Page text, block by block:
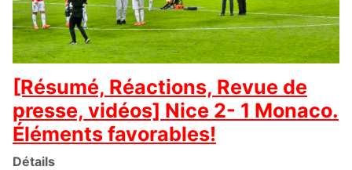
[Résumé, Réactions, Revue de
presse, vidéos] Nice 2- 1 Monaco.
Éléments favorables!
Détails